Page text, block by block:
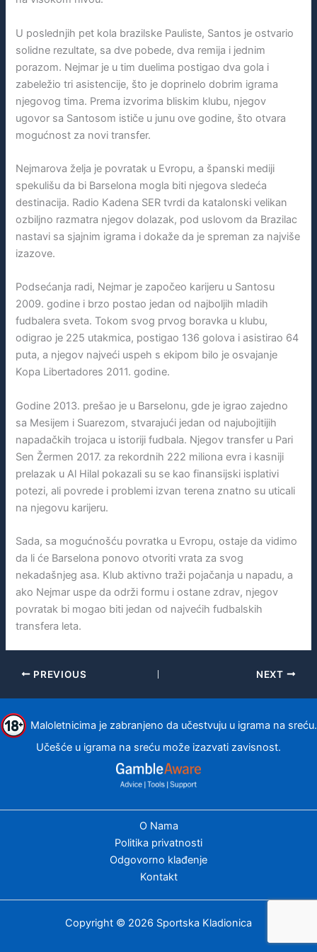
U poslednjih pet kola brazilske Pauliste, Santos je ostvario
solidne rezultate, sa dve pobede, dva remija i jednim
porazom. Nejmar je u tim duelima postigao dva gola i
zabeležio tri asistencije, što je doprinelo dobrim igrama
njegovog tima. Prema izvorima bliskim klubu, njegov
ugovor sa Santosom ističe u junu ove godine, što otvara
mogućnost za novi transfer.
Nejmarova želja je povratak u Evropu, a španski mediji
spekulišu da bi Barselona mogla biti njegova sledeća
destinacija. Radio Kadena SER tvrdi da katalonski velikan
ozbiljno razmatra njegov dolazak, pod uslovom da Brazilac
nastavi sa sjajnim igrama i dokaže da je spreman za najviše
izazove.
Podsećanja radi, Nejmar je započeo karijeru u Santosu
2009. godine i brzo postao jedan od najboljih mladih
fudbalera sveta. Tokom svog prvog boravka u klubu,
odigrao je 225 utakmica, postigao 136 golova i asistirao 64
puta, a njegov najveći uspeh s ekipom bilo je osvajanje
Kopa Libertadores 2011. godine.
Godine 2013. prešao je u Barselonu, gde je igrao zajedno
sa Mesijem i Suarezom, stvarajući jedan od najubojitijih
napadačkih trojaca u istoriji fudbala. Njegov transfer u Pari
Sen Žermen 2017. za rekordnih 222 miliona evra i kasniji
prelazak u Al Hilal pokazali su se kao finansijski isplativi
potezi, ali povrede i problemi izvan terena znatno su uticali
na njegovu karijeru.
Sada, sa mogućnošću povratka u Evropu, ostaje da vidimo
da li će Barselona ponovo otvoriti vrata za svog
nekadašnjeg asa. Klub aktivno traži pojačanja u napadu, a
ako Nejmar uspe da održi formu i ostane zdrav, njegov
povratak bi mogao biti jedan od najvećih fudbalskih
transfera leta.
PREVIOUS NEXT
Maloletnicima je zabranjeno da učestvuju u igrama na sreću.
Učešće u igrama na sreću može izazvati zavisnost.
O Nama
Politika privatnosti
Odgovorno klađenje
Kontakt
Copyright © 2026 Sportska Kladionica